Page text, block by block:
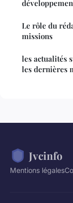
Le rôle du
missions
les actualités
les dernières
Jvcinfo
Mentions légales